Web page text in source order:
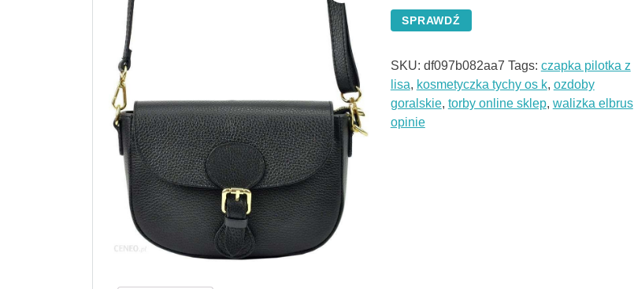
SPRAWDŹ
SKU: df097b082aa7 Tags: czapka pilotka z
lisa, kosmetyczka tychy os k, ozdoby
goralskie, torby online sklep, walizka elbrus
opinie